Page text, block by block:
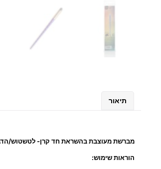
תיאור
מברשת מעוצבת בהשראת חד קרן- לטשטוש/
הוראות שימוש: